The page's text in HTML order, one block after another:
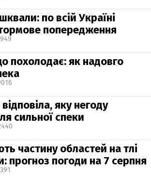
по всій Україні
попередження
похолодає: як надовго
яку негоду
сильної спеки
частину областей на тлі
прогноз погоди на 7 серпня